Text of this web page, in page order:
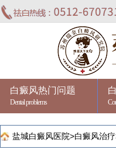
白癜风热门问题
Dental problems
盐城白癜风医院>白癜风治疗